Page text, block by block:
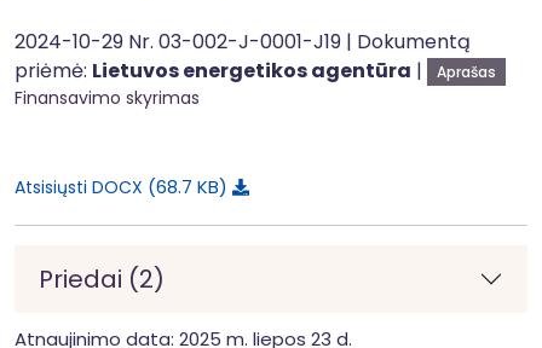
2024-10-29 Nr. 03-002-J-0001-J19 | Dokumentą
priėmė: Lietuvos energetikos agentūra | Aprašas
Finansavimo skyrimas
Atsisiųsti DOCX 68.7 KB
Priedai (2)
Atnaujinimo data: 2025 m. liepos 23 d.